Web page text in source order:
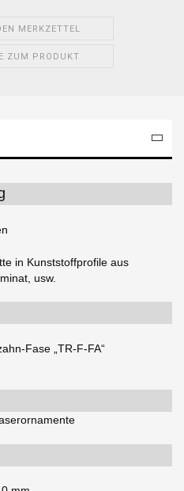
MERKZETTEL
ZUM PRODUKT
in Kunststoffprofile aus
usw.
Fase „TR-F-FA“